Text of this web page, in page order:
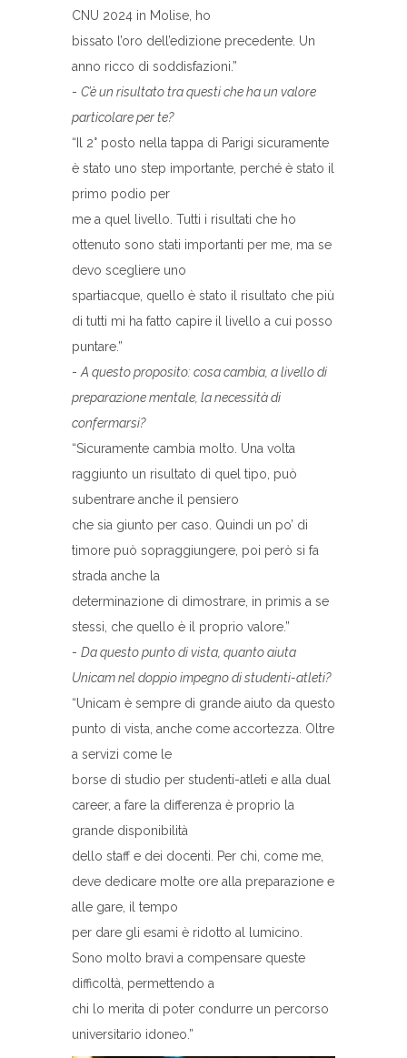
CNU 2024 in Molise, ho
bissato l’oro dell’edizione precedente. Un
anno ricco di soddisfazioni.”
- C’è un risultato tra questi che ha un valore
particolare per te?
“Il 2° posto nella tappa di Parigi sicuramente
è stato uno step importante, perché è stato il
primo podio per
me a quel livello. Tutti i risultati che ho
ottenuto sono stati importanti per me, ma se
devo scegliere uno
spartiacque, quello è stato il risultato che più
di tutti mi ha fatto capire il livello a cui posso
puntare.”
- A questo proposito: cosa cambia, a livello di
preparazione mentale, la necessità di
confermarsi?
“Sicuramente cambia molto. Una volta
raggiunto un risultato di quel tipo, può
subentrare anche il pensiero
che sia giunto per caso. Quindi un po’ di
timore può sopraggiungere, poi però si fa
strada anche la
determinazione di dimostrare, in primis a se
stessi, che quello è il proprio valore.”
- Da questo punto di vista, quanto aiuta
Unicam nel doppio impegno di studenti-atleti?
“Unicam è sempre di grande aiuto da questo
punto di vista, anche come accortezza. Oltre
a servizi come le
borse di studio per studenti-atleti e alla dual
career, a fare la differenza è proprio la
grande disponibilità
dello staff e dei docenti. Per chi, come me,
deve dedicare molte ore alla preparazione e
alle gare, il tempo
per dare gli esami è ridotto al lumicino.
Sono molto bravi a compensare queste
difficoltà, permettendo a
chi lo merita di poter condurre un percorso
universitario idoneo.”